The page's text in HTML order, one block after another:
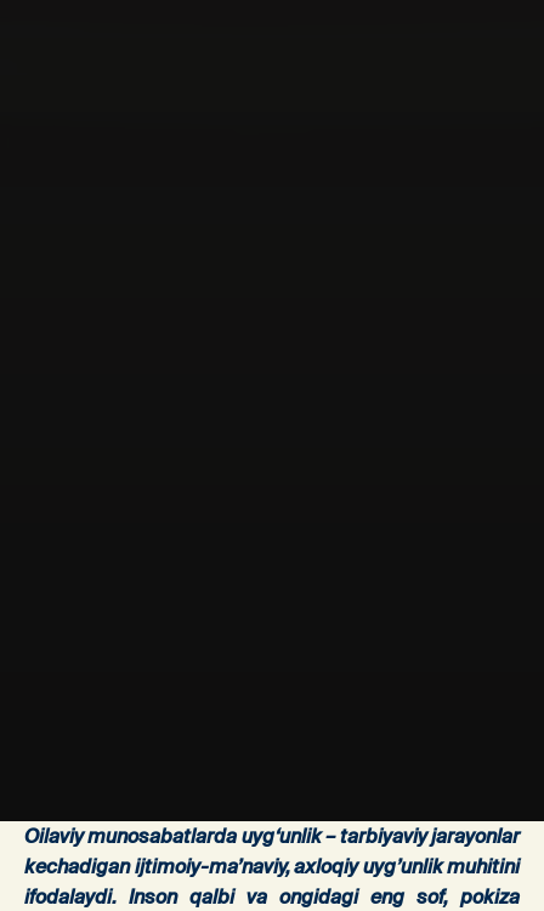
Oilaviy munosabatlarda uyg‘unlik– tarbiyaviy jarayonlar
kechadigan ijtimoiy-ma’naviy, axloqiy uyg’unlik muhitini
ifodalaydi. Inson qalbi va ongidagi eng sof, pokiza